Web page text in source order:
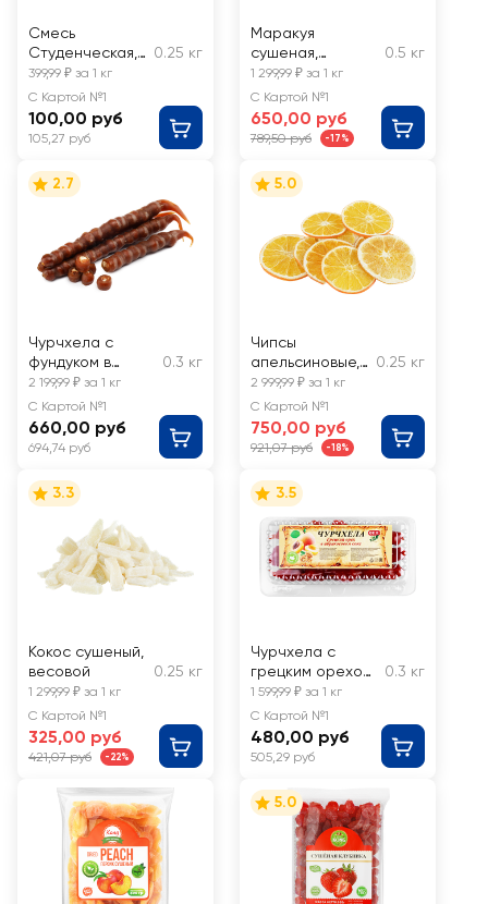
Смесь
Студенческая,
весовая
0.25 кг
399,99 ₽ за 1 кг
С Картой №1
100,00 руб
105,27 руб
Маракуя
сушеная,
весовая
0.5 кг
1 299,99 ₽ за 1 кг
С Картой №1
650,00 руб
789,50 руб -17%
2.7
Чурчхела с
фундуком в
виноградном
соке, весовая
0.3 кг
2 199,99 ₽ за 1 кг
С Картой №1
660,00 руб
694,74 руб
5.0
Чипсы
апельсиновые,
весовые
0.25 кг
2 999,99 ₽ за 1 кг
С Картой №1
750,00 руб
921,07 руб -18%
3.3
Кокос сушеный,
весовой
0.25 кг
1 299,99 ₽ за 1 кг
С Картой №1
325,00 руб
421,07 руб -22%
3.5
Чурчхела с
грецким орехом
в абрикосовом
соке, весовая
0.3 кг
1 599,99 ₽ за 1 кг
С Картой №1
480,00 руб
505,29 руб
5.0